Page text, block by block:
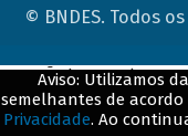
© BNDES. Todos
Aviso: Utilizamos
semelhantes de acordo
Privacidade. Ao
ConteÃºdo
${title}${badge}